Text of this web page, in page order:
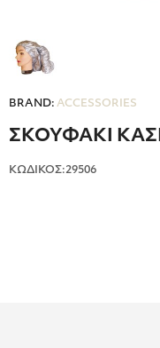
BRAND: ACCESSORIES
ΣΚΟΥΦΑΚΙ
ΚΩΔΙΚΟΣ:29506